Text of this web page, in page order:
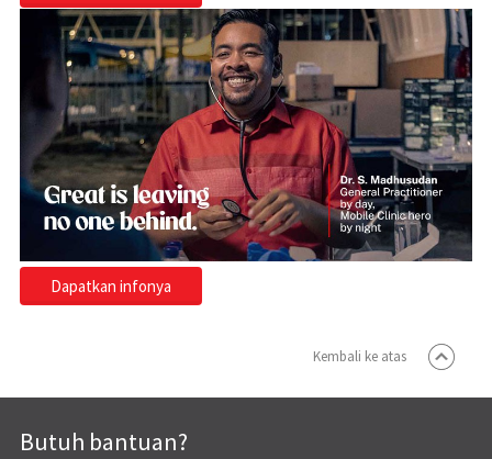
Dapatkan infonya
Kembali ke atas
Butuh bantuan?